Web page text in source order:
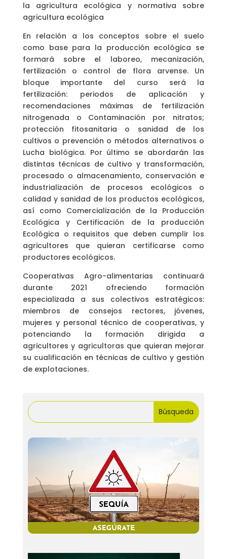
la agricultura ecológica y normativa sobre
agricultura ecológica
En relación a los conceptos sobre el suelo
como base para la producción ecológica se
formará sobre el laboreo, mecanización,
fertilización o control de flora arvense. Un
bloque importante del curso será la
fertilización: periodos de aplicación y
recomendaciones máximas de fertilización
nitrogenada o Contaminación por nitratos;
protección fitosanitaria o sanidad de los
cultivos o prevención o métodos alternativos o
Lucha biológica. Por último se abordarán las
distintas técnicas de cultivo y transformación,
procesado o almacenamiento, conservación e
industrialización de procesos ecológicos o
calidad y sanidad de los productos ecológicos,
así como Comercialización de la Producción
Ecológica y Certificación de la producción
Ecológica o requisitos que deben cumplir los
agricultores que quieran certificarse como
productores ecológicos.
Cooperativas Agro-alimentarias continuará
durante 2021 ofreciendo formación
especializada a sus colectivos estratégicos:
miembros de consejos rectores, jóvenes,
mujeres y personal técnico de cooperativas, y
potenciando la formación dirigida a
agricultores y agricultoras que quieran mejorar
su cualificación en técnicas de cultivo y gestión
de explotaciones.